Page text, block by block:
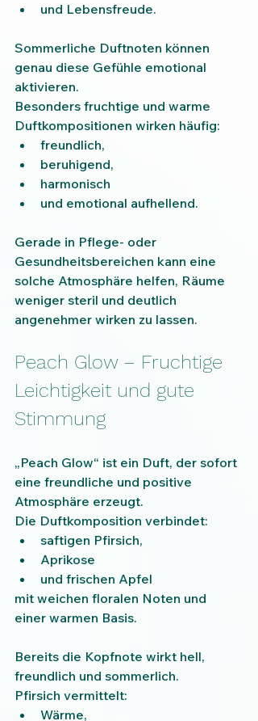
und Lebensfreude.
Sommerliche Duftnoten können
genau diese Gefühle emotional
aktivieren.
Besonders fruchtige und warme
Duftkompositionen wirken häufig:
freundlich,
beruhigend,
harmonisch
und emotional aufhellend.
Gerade in Pflege- oder
Gesundheitsbereichen kann eine
solche Atmosphäre helfen, Räume
weniger steril und deutlich
angenehmer wirken zu lassen.
Peach Glow – Fruchtige
Leichtigkeit und gute
Stimmung
„Peach Glow“ ist ein Duft, der sofort
eine freundliche und positive
Atmosphäre erzeugt.
Die Duftkomposition verbindet:
saftigen Pfirsich,
Aprikose
und frischen Apfel
mit weichen floralen Noten und
einer warmen Basis.
Bereits die Kopfnote wirkt hell,
freundlich und sommerlich.
Pfirsich vermittelt:
Wärme,